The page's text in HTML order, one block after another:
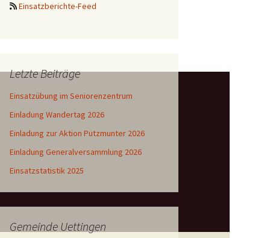
Einsatzberichte-Feed
Letzte Beiträge
Einsatzübung im Seniorenzentrum
Einladung Wandertag 2026
Einladung zur Aktion Putzmunter 2026
Einladung Generalversammlung 2026
Einsatzstatistik 2025
Gemeinde Uettingen